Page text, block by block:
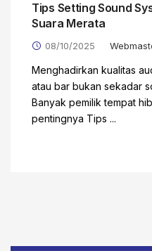
Tips Setting Sound
Suara Merata
08/10/2025
Menghadirkan kualitas
atau bar bukan sekadar
Banyak pemilik tempat
pentingnya Tips ...